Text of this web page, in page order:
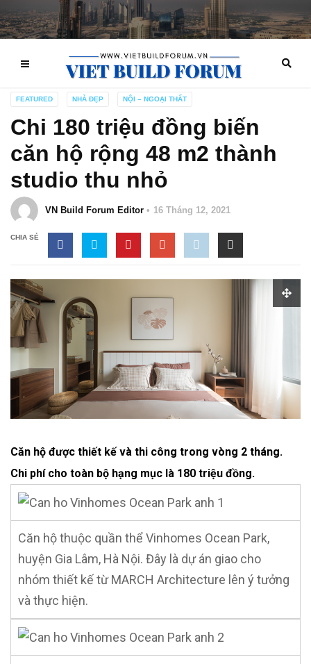
FEATURED NHÀ ĐẸP NỘI – NGOẠI THẤT
Chi 180 triệu đồng biến
căn hộ rộng 48 m2 thành
studio thu nhỏ
VN Build Forum Editor 16 Tháng 12, 2021
CHIA SẺ
Căn hộ được thiết kế và thi công trong vòng 2 tháng.
Chi phí cho toàn bộ hạng mục là 180 triệu đồng.
Căn hộ thuộc quần thể Vinhomes Ocean Park,
huyện Gia Lâm, Hà Nội. Đây là dự án giao cho
nhóm thiết kế từ MARCH Architecture lên ý tưởng
và thực hiện.